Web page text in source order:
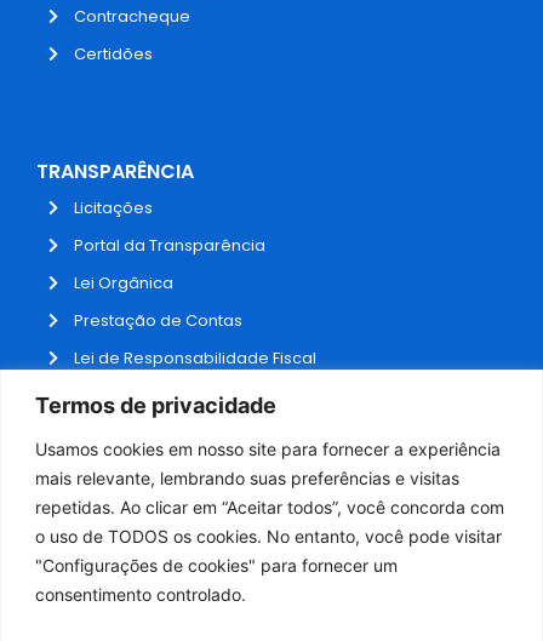
Termos de privacidade
Usamos cookies em nosso site para fornecer a experiência
mais relevante, lembrando suas preferências e visitas
repetidas. Ao clicar em “Aceitar todos”, você concorda com
o uso de TODOS os cookies. No entanto, você pode visitar
"Configurações de cookies" para fornecer um
consentimento controlado.
Contracheque
Certidões
TRANSPARÊNCIA
Licitações
Portal da Transparência
Lei Orgânica
Prestação de Contas
Lei de Responsabilidade Fiscal
Receitas e Despesas
Fale Conosco
ADMINISTRAÇÃO
Webmail